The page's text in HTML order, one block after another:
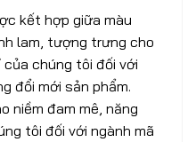
kết hợp giữa màu
lam, tượng trưng cho
chúng tôi đối với
đổi mới sản phẩm.
niềm đam mê, năng
tôi đối với ngành mã